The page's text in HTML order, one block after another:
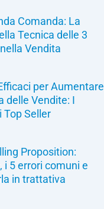
Comanda: La
Tecnica delle 3
Vendita
per Aumentare
delle Vendite: I
Top Seller
Proposition:
i 5 errori comuni e
in trattativa